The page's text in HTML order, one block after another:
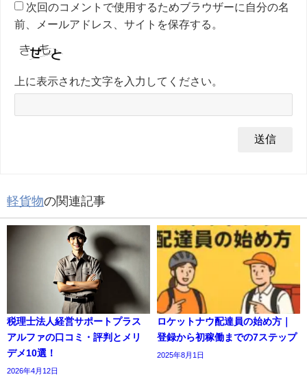
次回のコメントで使用するためブラウザーに自分の名
前、メールアドレス、サイトを保存する。
上に表示された文字を入力してください。
軽貨物の関連記事
税理士法人経営サポートプラス
アルファの口コミ・評判とメリ
デメ10選！
2026年4月12日
ロケットナウ配達員の始め方｜
登録から初稼働までの7ステップ
2025年8月1日